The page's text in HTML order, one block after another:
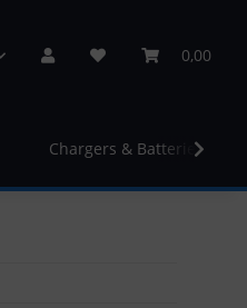
0,00
Chargers & Batteries